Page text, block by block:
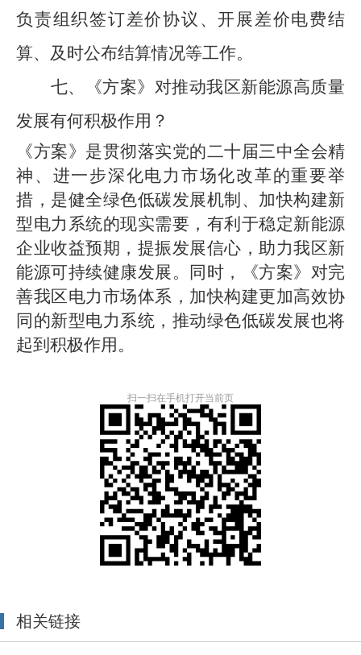
负责组织签订差价协议、开展差价电费结
算、及时公布结算情况等工作。
七、《方案》对推动我区新能源高质量
发展有何积极作用？
《方案》 是贯彻落实党的二十届三中全会精
神、进一步深化电力市场化改革的重要举
措，是健全绿色低碳发展机制、加快构建新
型电力系统的现实需要， 有利于稳定新能源
企业收益预期，提振发展信心，助力我区新
能源可持续健康发展。
同时，《方案》对完
善我区电力市场体系，加快构建更加高效协
同的新型电力系统 ，推动绿色低碳发展也将
起到积极作用。
扫一扫在手机打开当前页
相关链接